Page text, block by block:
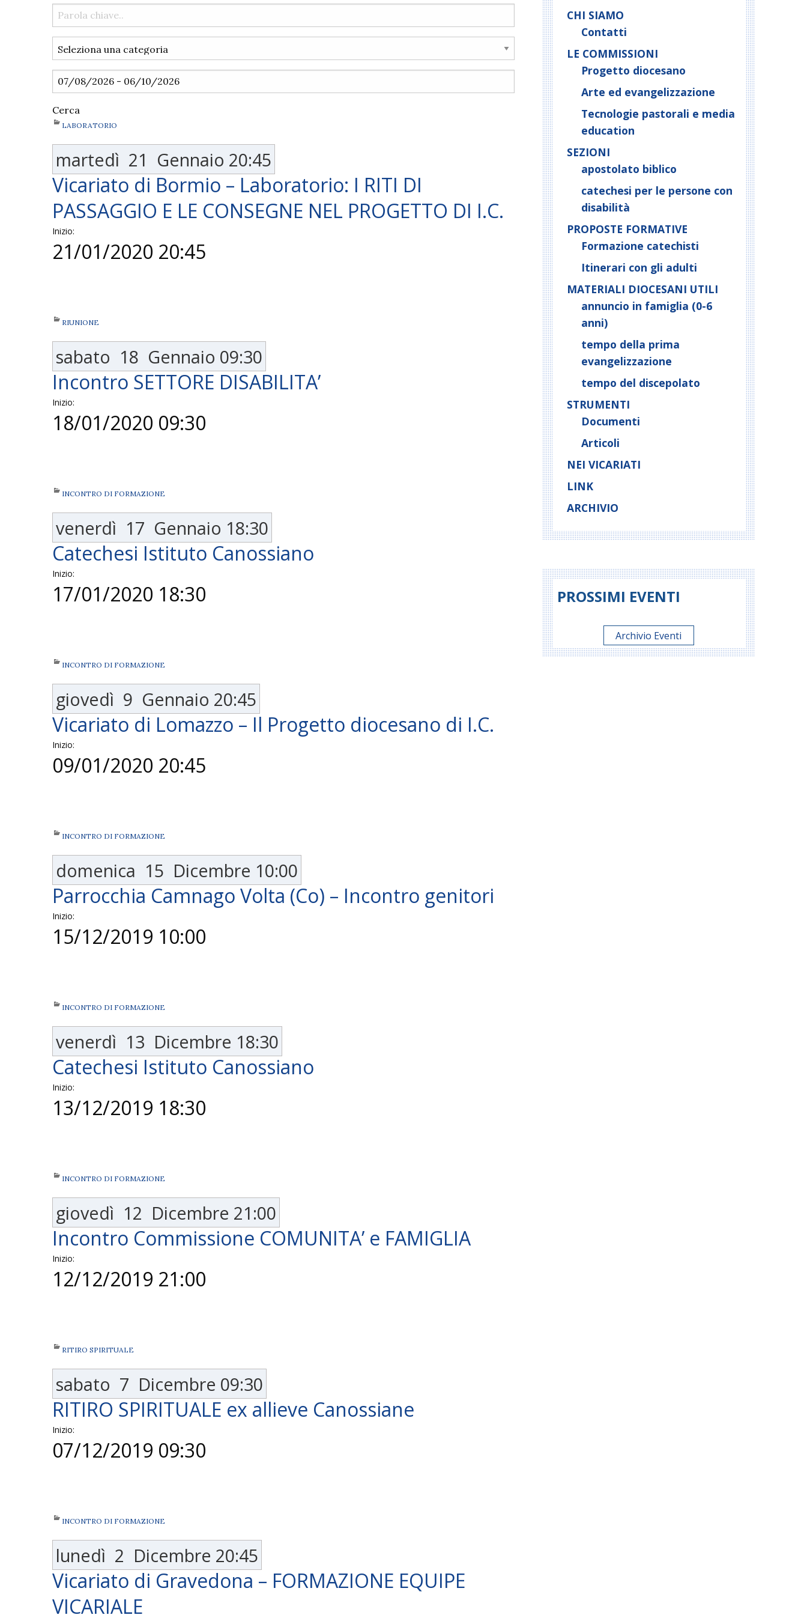
Cerca
LABORATORIO
martedì 21 Gennaio 20:45
Vicariato di Bormio – Laboratorio: I RITI DI
PASSAGGIO E LE CONSEGNE NEL PROGETTO DI I.C.
Inizio:
21/01/2020 20:45
RIUNIONE
sabato 18 Gennaio 09:30
Incontro SETTORE DISABILITA’
Inizio:
18/01/2020 09:30
INCONTRO DI FORMAZIONE
venerdì 17 Gennaio 18:30
Catechesi Istituto Canossiano
Inizio:
17/01/2020 18:30
INCONTRO DI FORMAZIONE
giovedì 9 Gennaio 20:45
Vicariato di Lomazzo – Il Progetto diocesano di I.C.
Inizio:
09/01/2020 20:45
INCONTRO DI FORMAZIONE
domenica 15 Dicembre 10:00
Parrocchia Camnago Volta (Co) – Incontro genitori
Inizio:
15/12/2019 10:00
INCONTRO DI FORMAZIONE
venerdì 13 Dicembre 18:30
Catechesi Istituto Canossiano
Inizio:
13/12/2019 18:30
INCONTRO DI FORMAZIONE
giovedì 12 Dicembre 21:00
Incontro Commissione COMUNITA’ e FAMIGLIA
Inizio:
12/12/2019 21:00
RITIRO SPIRITUALE
sabato 7 Dicembre 09:30
RITIRO SPIRITUALE ex allieve Canossiane
Inizio:
07/12/2019 09:30
INCONTRO DI FORMAZIONE
lunedì 2 Dicembre 20:45
Vicariato di Gravedona – FORMAZIONE EQUIPE
VICARIALE
CHI SIAMO
Contatti
LE COMMISSIONI
Progetto diocesano
Arte ed evangelizzazione
Tecnologie pastorali e media
education
SEZIONI
apostolato biblico
catechesi per le persone con
disabilità
PROPOSTE FORMATIVE
Formazione catechisti
Itinerari con gli adulti
MATERIALI DIOCESANI UTILI
annuncio in famiglia (0-6
anni)
tempo della prima
evangelizzazione
tempo del discepolato
STRUMENTI
Documenti
Articoli
NEI VICARIATI
LINK
ARCHIVIO
PROSSIMI EVENTI
Archivio Eventi